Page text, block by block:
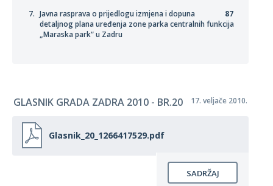
87
Javna rasprava o prijedlogu izmjena i dopuna
detaljnog plana uređenja zone parka centralnih funkcija
„Maraska park“ u Zadru
GLASNIK GRADA ZADRA 2010 - BR.20 17. veljače 2010.
Glasnik_20_1266417529.pdf
SADRŽAJ